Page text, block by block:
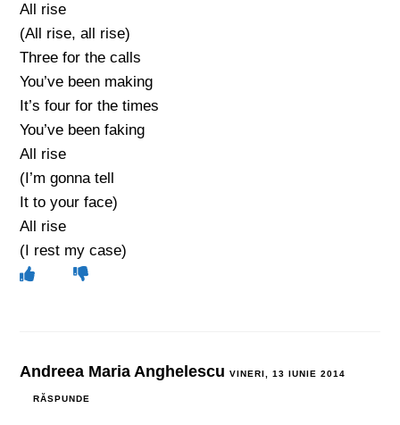
All rise
(All rise, all rise)
Three for the calls
You’ve been making
It’s four for the times
You’ve been faking
All rise
(I’m gonna tell
It to your face)
All rise
(I rest my case)
Andreea Maria AnghelescuVINERI, 13 IUNIE 2014
RĂSPUNDE